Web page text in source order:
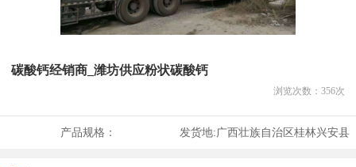
碳酸钙经销商_潍坊供应粉状碳酸钙
浏览次数： 356次
产品规格： 发货地:广西壮族自治区桂林兴安县